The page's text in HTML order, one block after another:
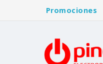
Promociones